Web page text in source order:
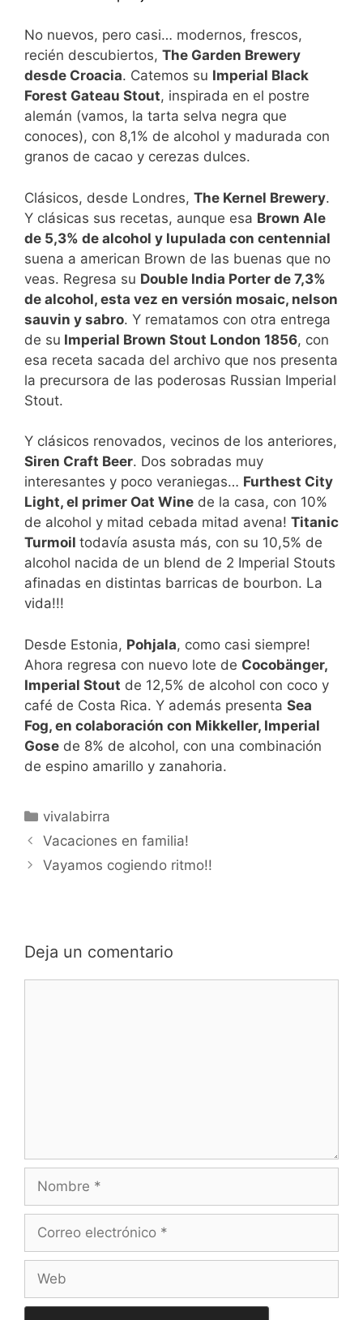
No nuevos, pero casi… modernos, frescos,
recién descubiertos, The Garden Brewery
desde Croacia. Catemos su Imperial Black
Forest Gateau Stout, inspirada en el postre
alemán (vamos, la tarta selva negra que
conoces), con 8,1% de alcohol y madurada con
granos de cacao y cerezas dulces.
Clásicos, desde Londres, The Kernel Brewery.
Y clásicas sus recetas, aunque esa Brown Ale
de 5,3% de alcohol y lupulada con centennial
suena a american Brown de las buenas que no
veas. Regresa su Double India Porter de 7,3%
de alcohol, esta vez en versión mosaic, nelson
sauvin y sabro. Y rematamos con otra entrega
de su Imperial Brown Stout London 1856, con
esa receta sacada del archivo que nos presenta
la precursora de las poderosas Russian Imperial
Stout.
Y clásicos renovados, vecinos de los anteriores,
Siren Craft Beer. Dos sobradas muy
interesantes y poco veraniegas… Furthest City
Light, el primer Oat Wine de la casa, con 10%
de alcohol y mitad cebada mitad avena! Titanic
Turmoil todavía asusta más, con su 10,5% de
alcohol nacida de un blend de 2 Imperial Stouts
afinadas en distintas barricas de bourbon. La
vida!!!
Desde Estonia, Pohjala, como casi siempre!
Ahora regresa con nuevo lote de Cocobänger,
Imperial Stout de 12,5% de alcohol con coco y
café de Costa Rica. Y además presenta Sea
Fog, en colaboración con Mikkeller, Imperial
Gose de 8% de alcohol, con una combinación
de espino amarillo y zanahoria.
Categorías
vivalabirra
Vacaciones en familia!
Vayamos cogiendo ritmo!!
Deja un comentario
electrónico